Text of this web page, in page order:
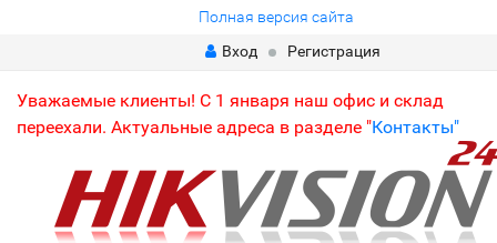
Полная версия сайта
Вход
Регистрация
Уважаемые клиенты! С 1 января наш офис и склад
переехали. Актуальные адреса в разделе "Контакты"